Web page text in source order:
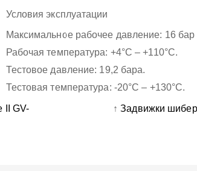
Условия эксплуатации
Максимальное рабочее давление: 16 бар
Рабочая температура: +4°С – +110°С.
Тестовое давление: 19,2 бара.
Тестовая температура: -20°С – +130°С.
II GV-
↑Задвижки